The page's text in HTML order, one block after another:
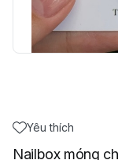
Yêu thích
Nailbox móng